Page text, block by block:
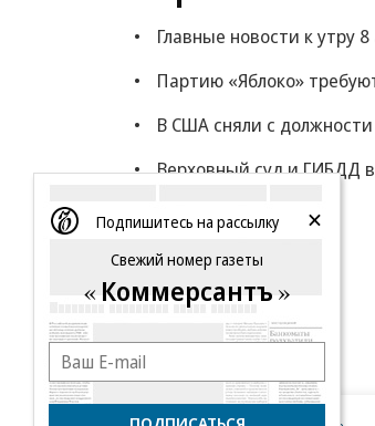
Главные новости к утру 8
Партию «Яблоко»
В США сняли с
Верховный суд и ГИБДД
Подпишитесь на рассылку
Свежий номер газеты
Коммерсантъ